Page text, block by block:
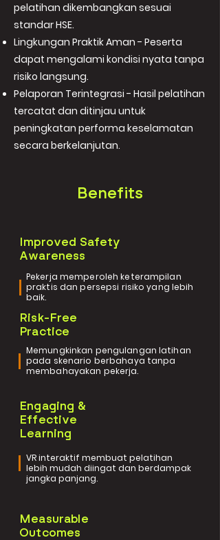
pelatihan dikembangkan sesuai
standar HSE.
Lingkungan Praktik Aman - Peserta
dapat mengalami kondisi nyata tanpa
risiko langsung.
Pelaporan Terintegrasi - Hasil pelatihan
tercatat dan ditinjau untuk
peningkatan performa keselamatan
secara berkelanjutan.
Benefits
Improved Safety
Awareness
Pekerja memperoleh keterampilan
praktis dan persepsi risiko yang lebih
baik.
Risk-Free
Practice
Memungkinkan pengulangan latihan
pada skenario berbahaya tanpa
membahayakan pekerja.
Engaging &
Effective
Learning
VR interaktif membuat pelatihan
lebih mudah diingat dan berdampak
jangka panjang.
Measurable
Outcomes